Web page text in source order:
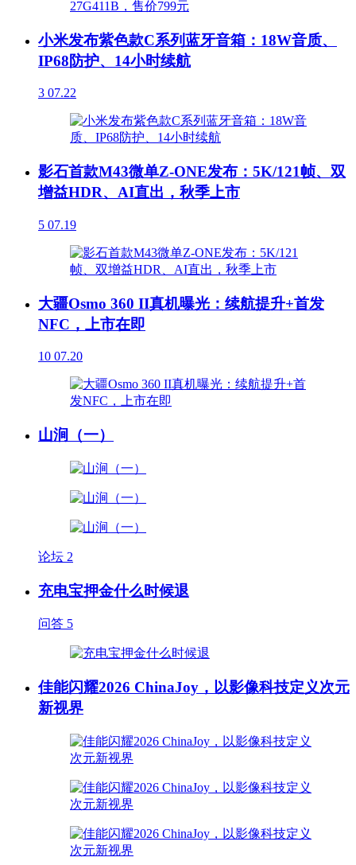
小米发布紫色款C系列蓝牙音箱：18W音质、
IP68防护、14小时续航
3 07.22
影石首款M43微单Z-ONE发布：5K/121帧、双
增益HDR、AI直出，秋季上市
5 07.19
大疆Osmo 360 II真机曝光：续航提升+首发
NFC，上市在即
10 07.20
山涧（一）
论坛 2
充电宝押金什么时候退
问答 5
佳能闪耀2026 ChinaJoy，以影像科技定义次元
新视界